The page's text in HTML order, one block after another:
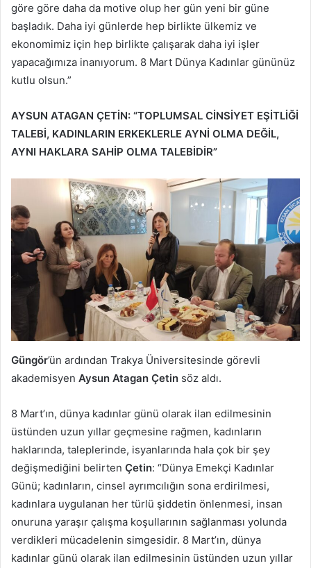
göre göre daha da motive olup her gün yeni bir güne
başladık. Daha iyi günlerde hep birlikte ülkemiz ve
ekonomimiz için hep birlikte çalışarak daha iyi işler
yapacağımıza inanıyorum. 8 Mart Dünya Kadınlar gününüz
kutlu olsun.”
AYSUN ATAGAN ÇETİN: “TOPLUMSAL CİNSİYET EŞİTLİĞİ
TALEBİ, KADINLARIN ERKEKLERLE AYNİ OLMA DEĞİL,
AYNI HAKLARA SAHİP OLMA TALEBİDİR”
Güngör’ün ardından Trakya Üniversitesinde görevli
akademisyen Aysun Atagan Çetin söz aldı.
8 Mart’ın, dünya kadınlar günü olarak ilan edilmesinin
üstünden uzun yıllar geçmesine rağmen, kadınların
haklarında, taleplerinde, isyanlarında hala çok bir şey
değişmediğini belirten Çetin: “Dünya Emekçi Kadınlar
Günü; kadınların, cinsel ayrımcılığın sona erdirilmesi,
kadınlara uygulanan her türlü şiddetin önlenmesi, insan
onuruna yaraşır çalışma koşullarının sağlanması yolunda
verdikleri mücadelenin simgesidir. 8 Mart’ın, dünya
kadınlar günü olarak ilan edilmesinin üstünden uzun yıllar